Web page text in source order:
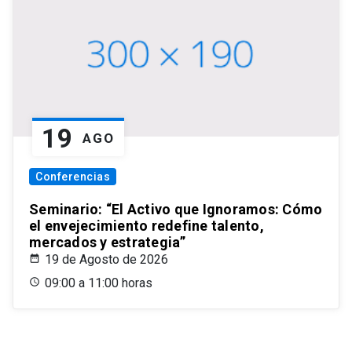
19 AGO
Conferencias
Seminario: “El Activo que Ignoramos: Cómo
el envejecimiento redefine talento,
mercados y estrategia”
19 de Agosto de 2026
09:00 a 11:00 horas